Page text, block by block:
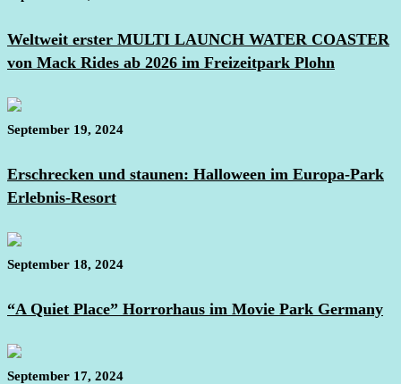
Weltweit erster MULTI LAUNCH WATER COASTER
von Mack Rides ab 2026 im Freizeitpark Plohn
September 19, 2024
Erschrecken und staunen: Halloween im Europa-Park
Erlebnis-Resort
September 18, 2024
“A Quiet Place” Horrorhaus im Movie Park Germany
September 17, 2024